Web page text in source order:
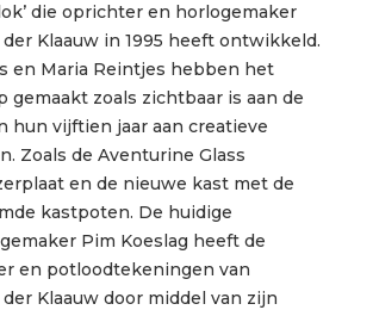
die oprichter en horlogemaker
Klaauw in 1995 heeft ontwikkeld.
en Maria Reintjes hebben het
gemaakt zoals zichtbaar is aan de
hun vijftien jaar aan creatieve
Zoals de Aventurine Glass
en de nieuwe kast met de
kastpoten. De huidige
Pim Koeslag heeft de
en potloodtekeningen van
Klaauw door middel van zijn